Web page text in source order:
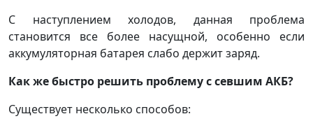
С наступлением холодов, данная проблема
становится все более насущной, особенно если
аккумуляторная батарея слабо держит заряд.
Как же быстро решить проблему с севшим АКБ?
Существует несколько способов: